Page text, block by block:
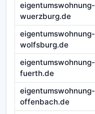
eigentumswohnung-
wuerzburg.de
eigentumswohnung-
wolfsburg.de
eigentumswohnung-
fuerth.de
eigentumswohnung-
offenbach.de